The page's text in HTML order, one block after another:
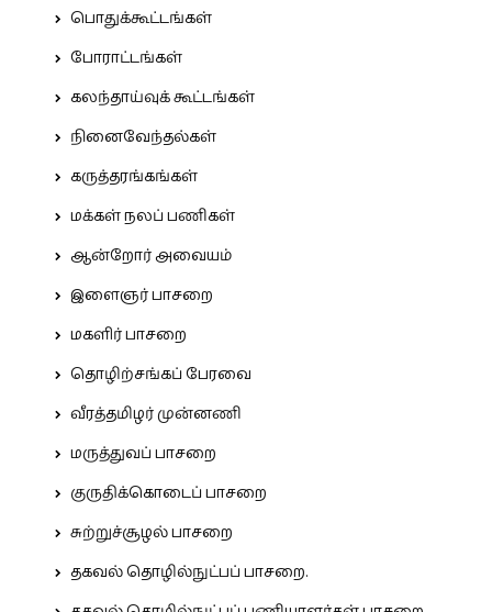
பொதுக்கூட்டங்கள்
போராட்டங்கள்
கலந்தாய்வுக் கூட்டங்கள்
நினைவேந்தல்கள்
கருத்தரங்கங்கள்
மக்கள் நலப் பணிகள்
ஆன்றோர் அவையம்
இளைஞர் பாசறை
மகளிர் பாசறை
தொழிற்சங்கப் பேரவை
வீரத்தமிழர் முன்னணி
மருத்துவப் பாசறை
குருதிக்கொடைப் பாசறை
சுற்றுச்சூழல் பாசறை
தகவல் தொழில்நுட்பப் பாசறை.